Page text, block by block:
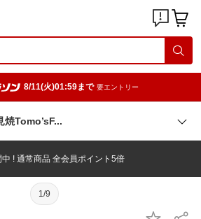
8/11(火)01:59まで 要エントリー
焼Tomo’sF
! 通常商品 全会員ポイント5倍
1/9